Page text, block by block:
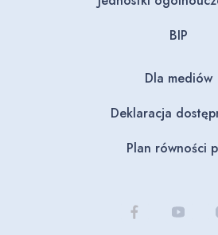
BIP
Dla mediów
Deklaracja
Plan równości